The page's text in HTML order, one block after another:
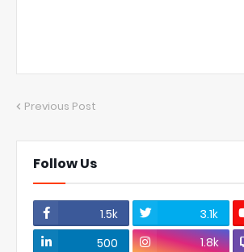
Previous Post
Follow Us
1.5k 3.1k
500
1.8k